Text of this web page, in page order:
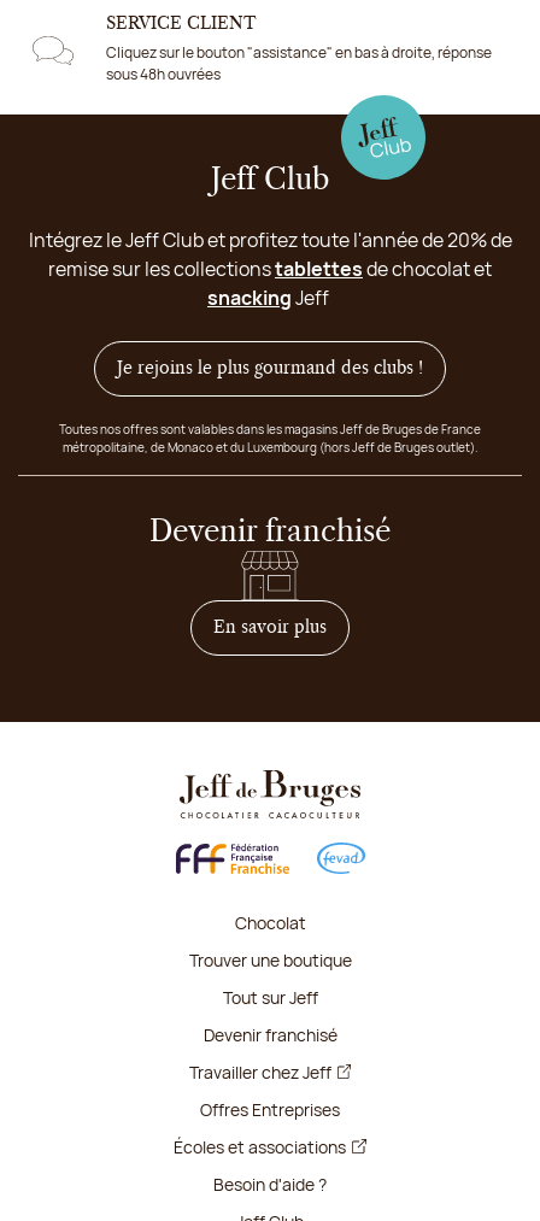
SERVICE CLIENT
Cliquez sur le bouton "assistance" en bas à droite, réponse
sous 48h ouvrées
Jeff Club
Intégrez le Jeff Club et profitez toute l'année de 20% de
remise sur les collectionstablettesde chocolat et
snackingJeff
Je rejoins le plus gourmand des clubs !
Toutes nos offres sont valables dans les magasins Jeff de Bruges de France
métropolitaine, de Monaco et du Luxembourg (hors Jeff de Bruges outlet).
Devenir franchisé
En savoir plussur comment devenir
Chocolat
Trouver une boutique
Tout sur Jeff
Devenir franchisé
Travailler chez Jeff
Offres Entreprises
Écoles et associations
Besoin d'aide ?